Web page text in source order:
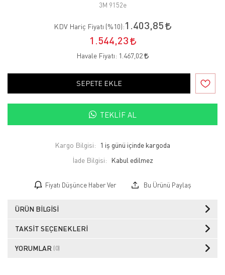
3M 9152e
KDV Hariç Fiyatı (%10):1.403,85
1.544,23
Havale Fiyatı: 1.467,02
SEPETE EKLE
TEKLIF AL
Kargo Bilgisi:
1 iş günü içinde kargoda
İade Bilgisi:
Fiyatı Düşünce Haber Ver Bu Ürünü Paylaş
ÜRÜN BILGISI
TAKSIT SEÇENEKLERI
YORUMLAR (0)